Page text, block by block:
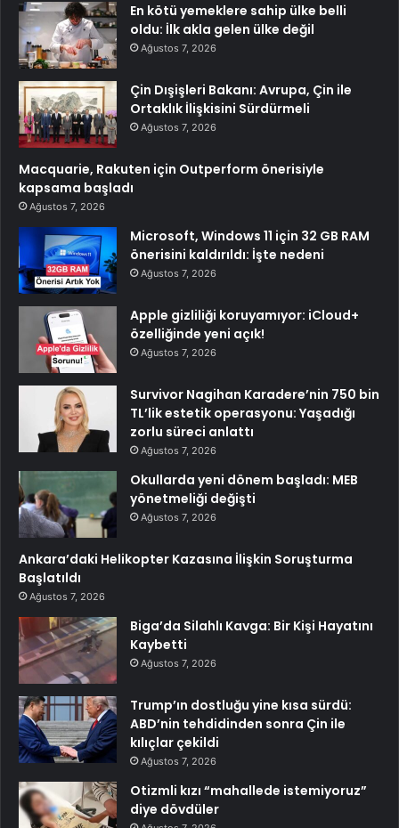
En kötü yemeklere sahip ülke belli
oldu: İlk akla gelen ülke değil
Ağustos 7, 2026
Çin Dışişleri Bakanı: Avrupa, Çin ile
Ortaklık İlişkisini Sürdürmeli
Ağustos 7, 2026
Macquarie, Rakuten için Outperform önerisiyle
kapsama başladı
Ağustos 7, 2026
Microsoft, Windows 11 için 32 GB RAM
önerisini kaldırıldı: İşte nedeni
Ağustos 7, 2026
Apple gizliliği koruyamıyor: iCloud+
özelliğinde yeni açık!
Ağustos 7, 2026
Survivor Nagihan Karadere’nin 750 bin
TL’lik estetik operasyonu: Yaşadığı
zorlu süreci anlattı
Ağustos 7, 2026
Okullarda yeni dönem başladı: MEB
yönetmeliği değişti
Ağustos 7, 2026
Ankara’daki Helikopter Kazasına İlişkin Soruşturma
Başlatıldı
Ağustos 7, 2026
Biga’da Silahlı Kavga: Bir Kişi Hayatını
Kaybetti
Ağustos 7, 2026
Trump’ın dostluğu yine kısa sürdü:
ABD’nin tehdidinden sonra Çin ile
kılıçlar çekildi
Ağustos 7, 2026
Otizmli kızı “mahallede istemiyoruz”
diye dövdüler